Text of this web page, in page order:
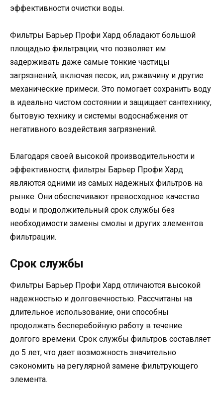
эффективности очистки воды.
Фильтры Барьер Профи Хард обладают большой
площадью фильтрации, что позволяет им
задерживать даже самые тонкие частицы
загрязнений, включая песок, ил, ржавчину и другие
механические примеси. Это помогает сохранить воду
в идеально чистом состоянии и защищает сантехнику,
бытовую технику и системы водоснабжения от
негативного воздействия загрязнений.
Благодаря своей высокой производительности и
эффективности, фильтры Барьер Профи Хард
являются одними из самых надежных фильтров на
рынке. Они обеспечивают превосходное качество
воды и продолжительный срок службы без
необходимости замены смолы и других элементов
фильтрации.
Срок службы
Фильтры Барьер Профи Хард отличаются высокой
надежностью и долговечностью. Рассчитаны на
длительное использование, они способны
продолжать бесперебойную работу в течение
долгого времени. Срок службы фильтров составляет
до 5 лет, что дает возможность значительно
сэкономить на регулярной замене фильтрующего
элемента.